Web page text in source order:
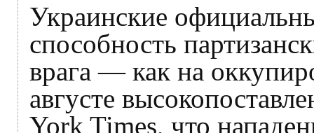
Украинские
способность
врага — как на
августе
York Times, что